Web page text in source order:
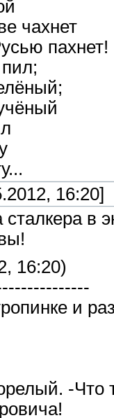
чахнет
пахнет!
16:20]
в
16:20)
и
-